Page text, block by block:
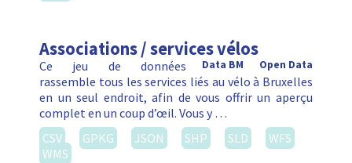
Associations / services vélos
Open Data
Data BM
Ce jeu de données
rassemble tous les services liés au vélo à Bruxelles
en un seul endroit, afin de vous offrir un aperçu
complet en un coup d’œil. Vous y …
CSV
GPKG JSON SHP SLD
WFS
WMS